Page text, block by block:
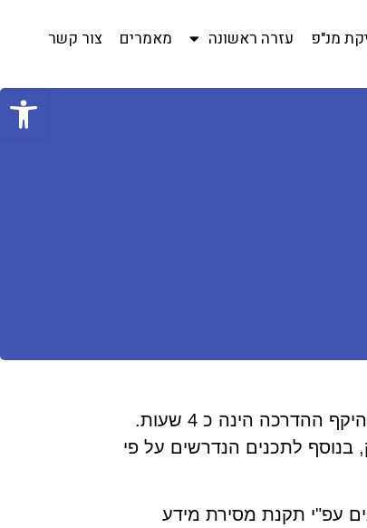
פתח
מנ"פ עזרה ראשונה מאמרים צור קשר
מי שיש בידו רישיון נהיגה למלגזה, חייב על פי חוקה לעבור אחת לשנה קורס ריענון למפעילי מלגזות. היקף ההדרכה הינה כ 4 שעות.
בנוסף לתכנים הנדרשים על פי
עפ"י תקנת מסירת מידע